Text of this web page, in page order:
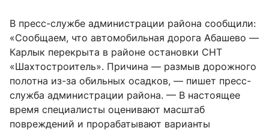
В пресс-службе администрации района сообщили:
«Сообщаем, что автомобильная дорога Абашево —
Карлык перекрыта в районе остановки СНТ
«Шахтостроитель». Причина — размыв дорожного
полотна из-за обильных осадков, — пишет пресс-
служба администрации района. — В настоящее
время специалисты оценивают масштаб
повреждений и прорабатывают варианты